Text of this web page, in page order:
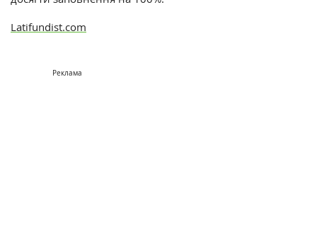
Latifundist.com
Реклама